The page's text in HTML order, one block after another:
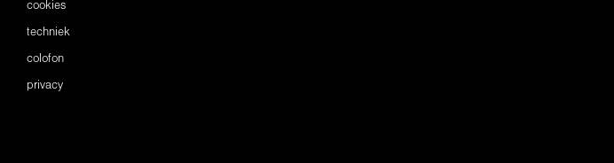
cookies
techniek
colofon
privacy